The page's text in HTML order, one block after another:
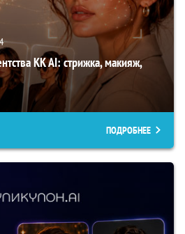
KK AI: стрижка, макияж,
ПОДРОБНЕЕ